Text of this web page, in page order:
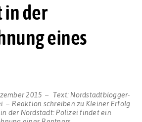
in der
eines
2015 Text: Nordstadtblogger-
Reaktion schreiben zu Kleiner Erfolg
der Nordstadt: Polizei findet ein